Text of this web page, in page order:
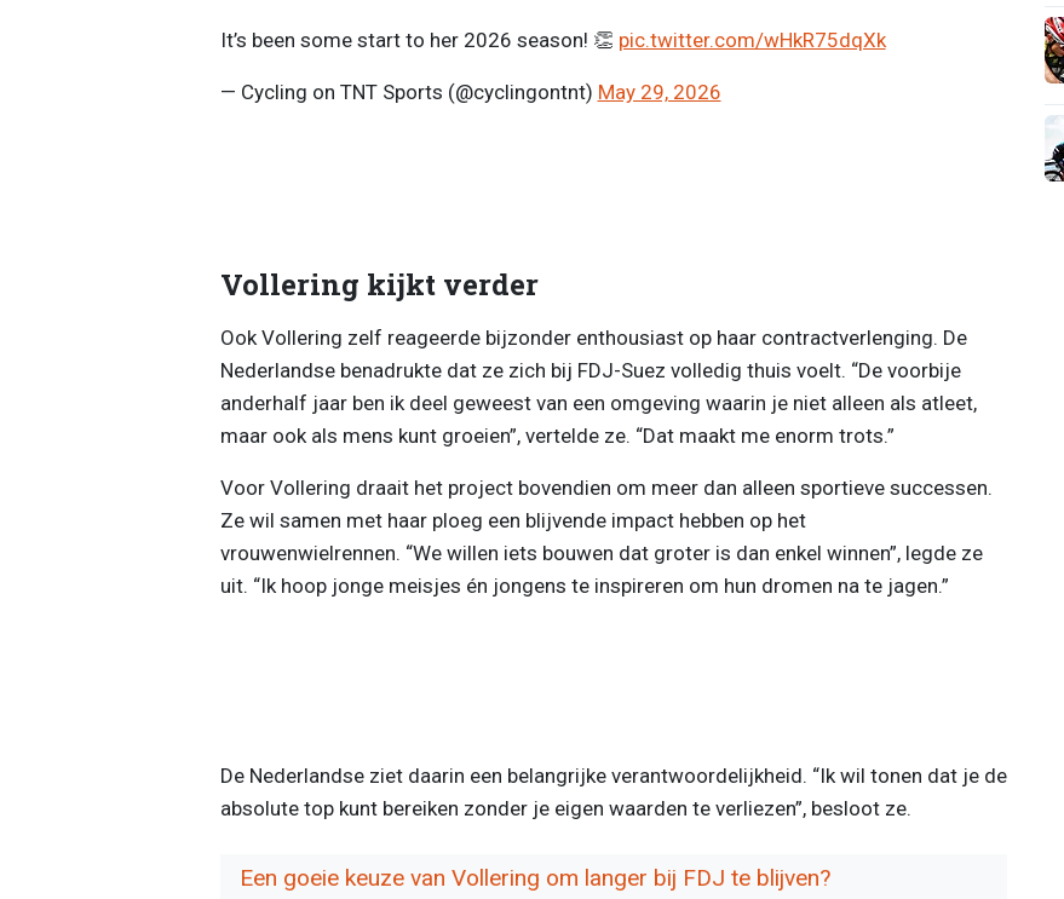
It’s been some start to her 2026 season! 👏 pic.twitter.com/wHkR75dqXk
— Cycling on TNT Sports (@cyclingontnt) May 29, 2026
Vollering kijkt verder
Ook Vollering zelf reageerde bijzonder enthousiast op haar contractverlenging. De
Nederlandse benadrukte dat ze zich bij FDJ-Suez volledig thuis voelt. “De voorbije
anderhalf jaar ben ik deel geweest van een omgeving waarin je niet alleen als atleet,
maar ook als mens kunt groeien”, vertelde ze. “Dat maakt me enorm trots.”
Voor Vollering draait het project bovendien om meer dan alleen sportieve successen.
Ze wil samen met haar ploeg een blijvende impact hebben op het
vrouwenwielrennen. “We willen iets bouwen dat groter is dan enkel winnen”, legde ze
uit. “Ik hoop jonge meisjes én jongens te inspireren om hun dromen na te jagen.”
De Nederlandse ziet daarin een belangrijke verantwoordelijkheid. “Ik wil tonen dat je de
absolute top kunt bereiken zonder je eigen waarden te verliezen”, besloot ze.
Een goeie keuze van Vollering om langer bij FDJ te blijven?